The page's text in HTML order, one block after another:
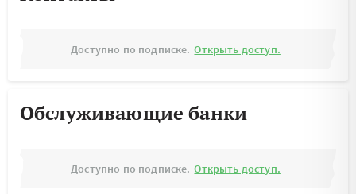
Доступно по подписке. Открыть доступ.
Обслуживающие банки
Доступно по подписке. Открыть доступ.